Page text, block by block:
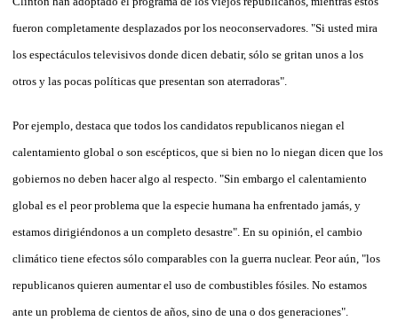
fueron completamente desplazados por los neoconservadores. "Si usted mira
los espectáculos televisivos donde dicen debatir, sólo se gritan unos a los
otros y las pocas políticas que presentan son aterradoras".
Por ejemplo, destaca que todos los candidatos republicanos niegan el
calentamiento global o son escépticos, que si bien no lo niegan dicen que los
gobiernos no deben hacer algo al respecto. "Sin embargo el calentamiento
global es el peor problema que la especie humana ha enfrentado jamás, y
estamos dirigiéndonos a un completo desastre". En su opinión, el cambio
climático tiene efectos sólo comparables con la guerra nuclear. Peor aún, "los
republicanos quieren aumentar el uso de combustibles fósiles. No estamos
ante un problema de cientos de años, sino de una o dos generaciones".